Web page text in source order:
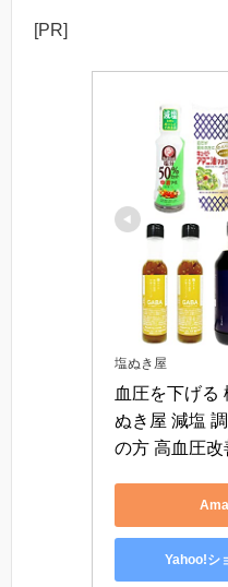
[PR]
塩ぬき屋
血圧を下げる
ぬき屋 減塩
の方 高血圧
Yahoo!シ